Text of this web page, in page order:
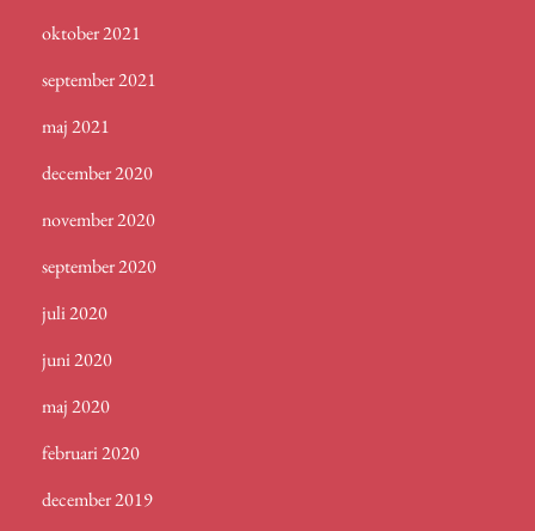
oktober 2021
september 2021
maj 2021
december 2020
november 2020
september 2020
juli 2020
juni 2020
maj 2020
februari 2020
december 2019